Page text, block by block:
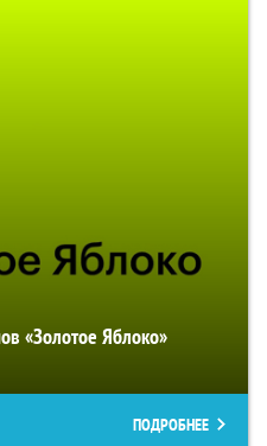
«Золотое Яблоко»
ПОДРОБНЕЕ